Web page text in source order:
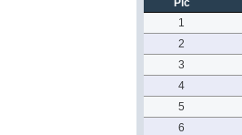
Plc
1
2
3
4
5
6